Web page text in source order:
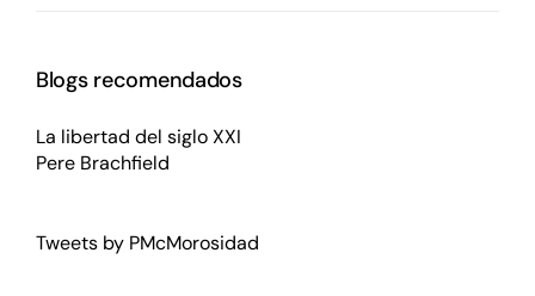
Blogs recomendados
La libertad del siglo XXI
Pere Brachfield
Tweets by PMcMorosidad